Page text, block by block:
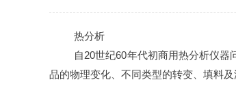
热分析
自20世纪60年代初商用热分析仪
品的物理变化、不同类型的转变、填料